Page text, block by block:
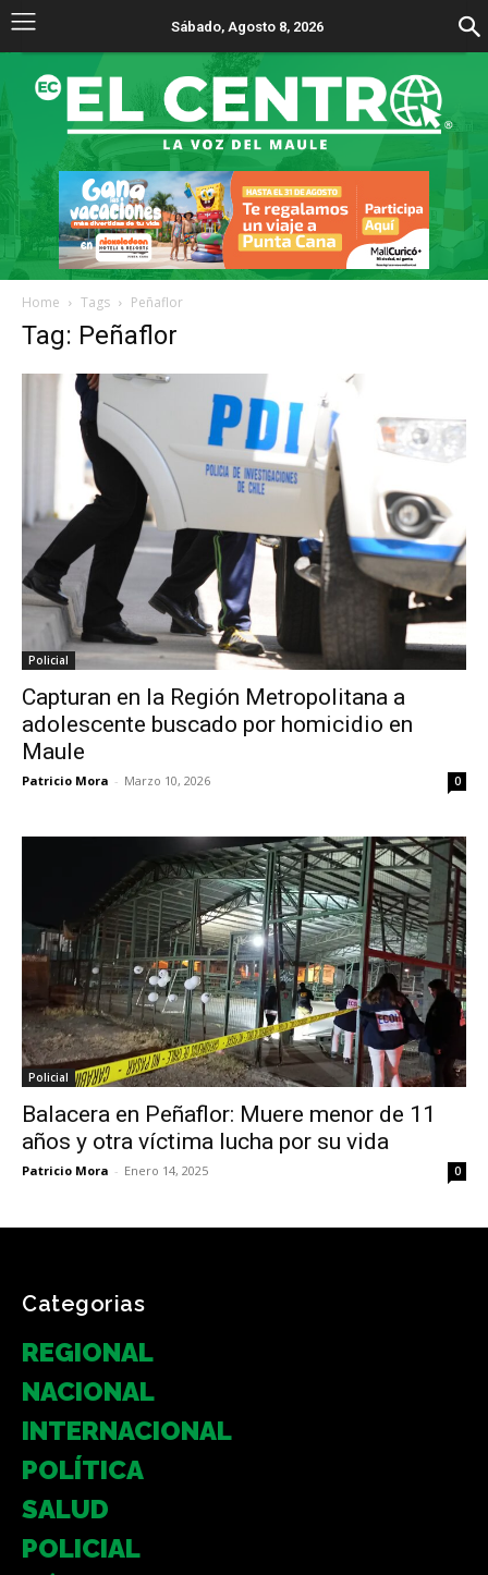
Sábado, Agosto 8, 2026
Home Tags Peñaflor
Tag: Peñaflor
Policial
Capturan en la Región Metropolitana a
adolescente buscado por homicidio en
Maule
Patricio Mora - Marzo 10, 2026 0
Policial
Balacera en Peñaflor: Muere menor de 11
años y otra víctima lucha por su vida
Patricio Mora - Enero 14, 2025 0
Categorias
REGIONAL
NACIONAL
INTERNACIONAL
POLÍTICA
SALUD
POLICIAL